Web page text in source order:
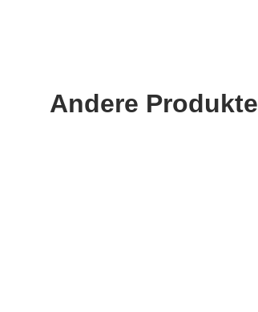
Andere Produkte